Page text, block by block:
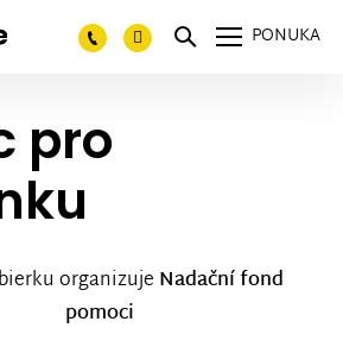
PONUKA
pro
organizuje Nadační fond
pomoci